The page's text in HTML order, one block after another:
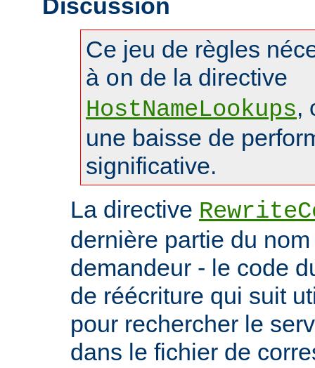
Discussion
Ce jeu de règles
à on de la directive
HostNameLookups,
une baisse de
significative.
La directive
dernière partie du
demandeur - le code
de réécriture qui suit
pour rechercher le
dans le fichier de